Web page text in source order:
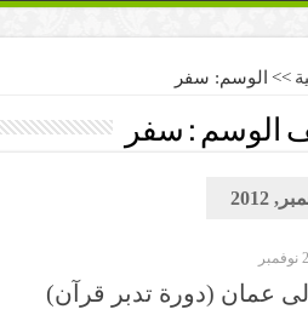
>> الوسم: سفر
الوسم : سفر
2012
إلى عمان (دورة تدبر قرآن)